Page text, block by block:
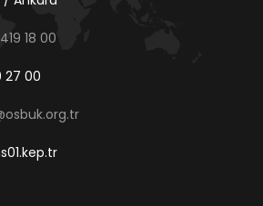
18 00
27 00